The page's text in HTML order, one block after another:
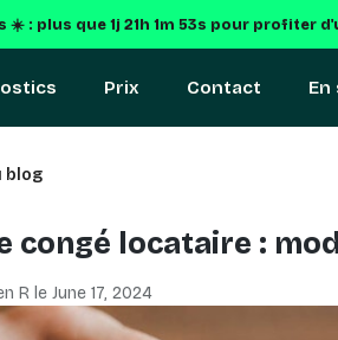
☀️ : plus que 1j 21h 1m 52s pour profiter
Prix Contact En
blog
congé locataire :
R le June 17, 2024